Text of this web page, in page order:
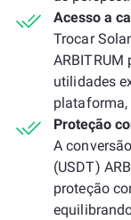
Acesso a
Trocar
ARBITRUM
utilidades
plataforma,
Proteção
A
(USDT)
proteção